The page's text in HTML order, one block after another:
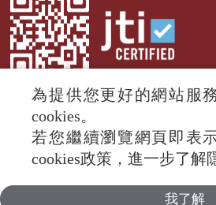
© 2024 RTI (Radio Taiwan
All rights
為提供您更好的網站服
cookies。
若您繼續瀏覽網頁即表
cookies政策，進一步了解
我了解